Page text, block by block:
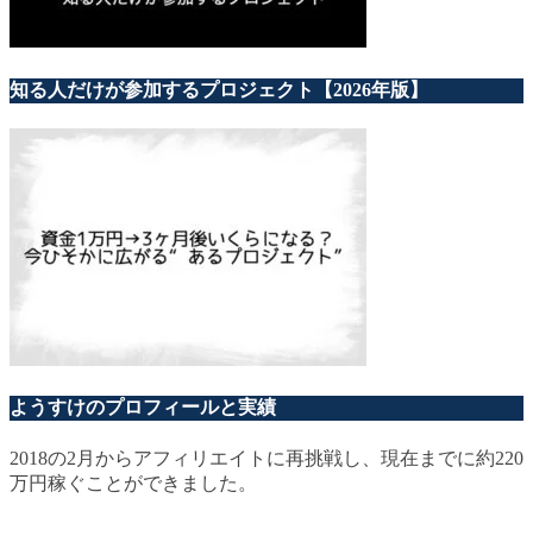
知る人だけが参加するプロジェクト【2026年版】
ようすけのプロフィールと実績
2018の2月からアフィリエイトに再挑戦し、現在までに約220
万円稼ぐことができました。